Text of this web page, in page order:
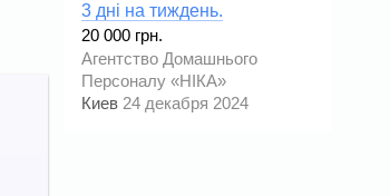
3 дні на тиждень.
20 000 грн.
Агентство Домашнього
Персоналу «НІКА»
Киев 24 декабря 2024